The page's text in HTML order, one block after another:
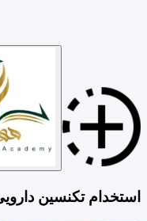
استخدام تکنسین